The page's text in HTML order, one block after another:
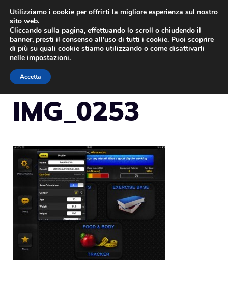
Vai
contenuto
IMG_0253
Utilizziamo i cookie per offrirti la migliore esperienza sul nostro
sito web.
Cliccando sulla pagina, effettuando lo scroll o chiudendo il
banner, presti il consenso all’uso di tutti i cookie. Puoi scoprire
di più su quali cookie stiamo utilizzando o come disattivarli
nelle impostazioni.
Accetta